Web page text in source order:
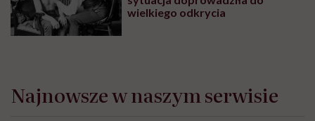
wielkiego odkrycia
Najnowsze w naszym serwisie